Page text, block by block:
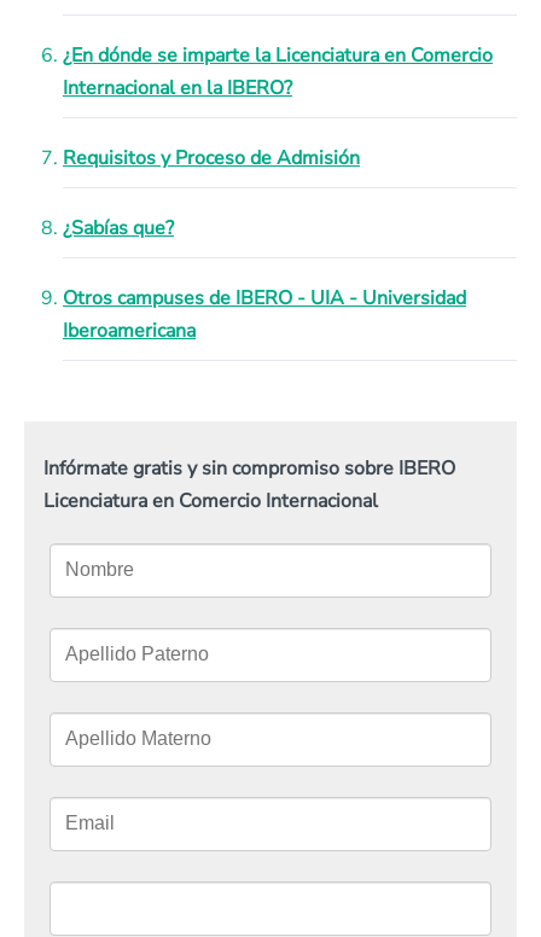
¿En dónde se imparte la Licenciatura en Comercio
Internacional en la IBERO?
Requisitos y Proceso de Admisión
¿Sabías que?
Otros campuses de IBERO - UIA - Universidad
Iberoamericana
Infórmate gratis y sin compromiso sobre IBERO
Licenciatura en Comercio Internacional